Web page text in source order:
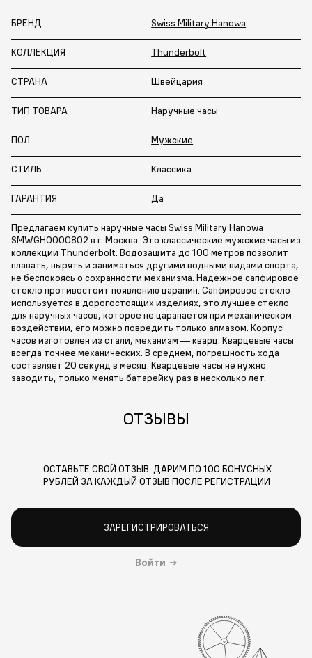
БРЕНД Swiss Military Hanowa
КОЛЛЕКЦИЯ Thunderbolt
СТРАНА Швейцария
ТИП ТОВАРА Наручные часы
ПОЛ Мужские
СТИЛЬ Классика
ГАРАНТИЯ Да
Предлагаем купить наручные часы Swiss Military Hanowa
SMWGH0000802 в г. Москва. Это классические мужские часы из
коллекции Thunderbolt. Водозащита до 100 метров позволит
плавать, нырять и заниматься другими водными видами спорта,
не беспокоясь о сохранности механизма. Надежное сапфировое
стекло противостоит появлению царапин. Сапфировое стекло
используется в дорогостоящих изделиях, это лучшее стекло
для наручных часов, которое не царапается при механическом
воздействии, его можно повредить только алмазом. Корпус
часов изготовлен из стали, механизм — кварц. Кварцевые часы
всегда точнее механических. В среднем, погрешность хода
составляет 20 секунд в месяц. Кварцевые часы не нужно
заводить, только менять батарейку раз в несколько лет.
ОТЗЫВЫ
ОСТАВЬТЕ СВОЙ ОТЗЫВ. ДАРИМ ПО 100 БОНУСНЫХ
РУБЛЕЙ ЗА КАЖДЫЙ ОТЗЫВ ПОСЛЕ РЕГИСТРАЦИИ
ЗАРЕГИСТРИРОВАТЬСЯ
Войти →